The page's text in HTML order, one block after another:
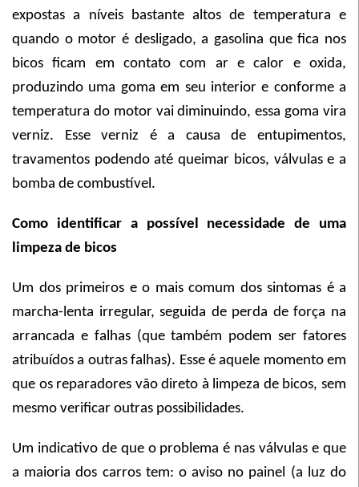
expostas a níveis bastante altos de temperatura e
quando o motor é desligado, a gasolina que fica nos
bicos ficam em contato com ar e calor e oxida,
produzindo uma goma em seu interior e conforme a
temperatura do motor vai diminuindo, essa goma vira
verniz. Esse verniz é a causa de entupimentos,
travamentos podendo até queimar bicos, válvulas e a
bomba de combustível.
Como identificar a possível necessidade de uma
limpeza de bicos
Um dos primeiros e o mais comum dos sintomas é a
marcha-lenta irregular, seguida de perda de força na
arrancada e falhas (que também podem ser fatores
atribuídos a outras falhas). Esse é aquele momento em
que os reparadores vão direto à limpeza de bicos, sem
mesmo verificar outras possibilidades.
Um indicativo de que o problema é nas válvulas e que
a maioria dos carros tem: o aviso no painel (a luz do